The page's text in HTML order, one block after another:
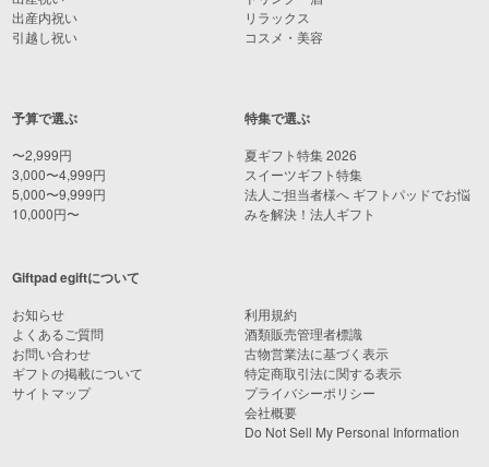
出産内祝い
引越し祝い
予算で選ぶ
〜2,999円
3,000〜4,999円
5,000〜9,999円
10,000円〜
リラックス
コスメ・美容
特集で選ぶ
夏ギフト特集 2026
スイーツギフト特集
法人ご担当者様へ ギフトパッドでお悩
みを解決！法人ギフト
Giftpad egiftについて
お知らせ
よくあるご質問
お問い合わせ
ギフトの掲載について
サイトマップ
利用規約
酒類販売管理者標識
古物営業法に基づく表示
特定商取引法に関する表示
プライバシーポリシー
会社概要
Do Not Sell My Personal Information